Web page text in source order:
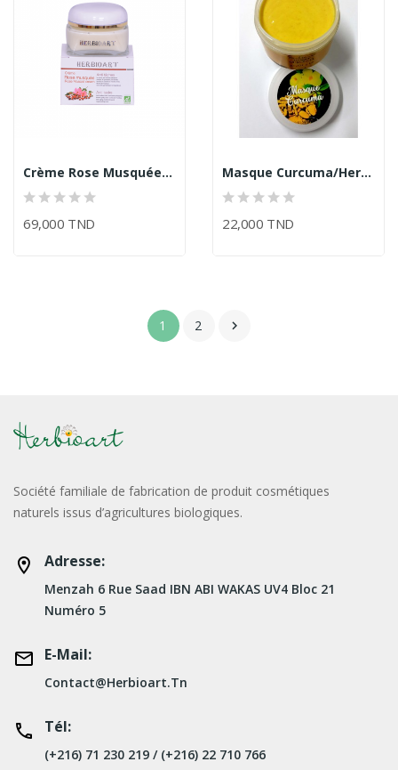
Crème Rose Musquée/Herbioart
69,000 TND
Masque Curcuma/Herbioart
22,000 TND
1 2 
Société familiale de fabrication de produit cosmétiques
naturels issus d’agricultures biologiques.
Adresse:
Menzah 6 Rue Saad IBN ABI WAKAS UV4 Bloc 21
Numéro 5
E-Mail:
Contact@herbioart.tn
Tél:
(+216) 71 230 219 / (+216) 22 710 766